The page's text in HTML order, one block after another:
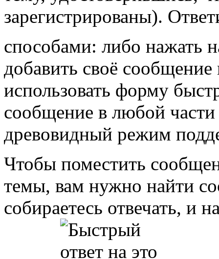
зарегистрированы).
способами: либо нажать
добавить своё
использовать форму
сообщение в любой
древовидный режим
Чтобы поместить
темы, вам нужно найти
собираетесь отвечать, и